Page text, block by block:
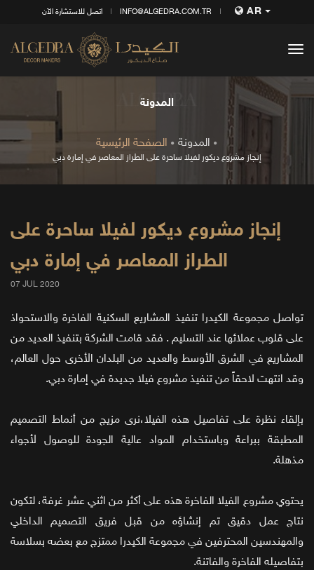
اتصل للاستشارة الآن INFO@ALGEDRA.COM.TR AR
المدونة
الصفحة الرئيسية المدونة
إنجاز مشروع ديكور لفيلا ساحرة على الطراز المعاصر في إمارة دبي
إنجاز مشروع ديكور لفيلا ساحرة على
الطراز المعاصر في إمارة دبي
07 JUL 2020
تواصل مجموعة الكيدرا تنفيذ المشاريع السكنية الفاخرة والاستحواذ
على قلوب عملائها عند التسليم . فقد قامت الشركة بتنفيذ العديد من
المشاريع في الشرق الأوسط والعديد من البلدان الأخرى حول العالم،
وقد انتهت لاحقاً من تنفيذ مشروع فيلا جديدة في إمارة دبي.
بإلقاء نظرة على تفاصيل هذه الفيلا،نرى مزيج من أنماط التصميم
المطبقة ببراعة وباستخدام المواد عالية الجودة للوصول لأجواء
مذهلة.
يحتوي مشروع الفيلا الفاخرة هذه على أكثر من اثني عشر غرفة، لتكون
نتاج عمل دقيق تم إنشاؤه من قبل فريق التصميم الداخلي
والمهندسين المحترفين في مجموعة الكيدرا ممتزج مع بعضه بسلاسة
بتفاصيله الفاخرة والفاتنة.